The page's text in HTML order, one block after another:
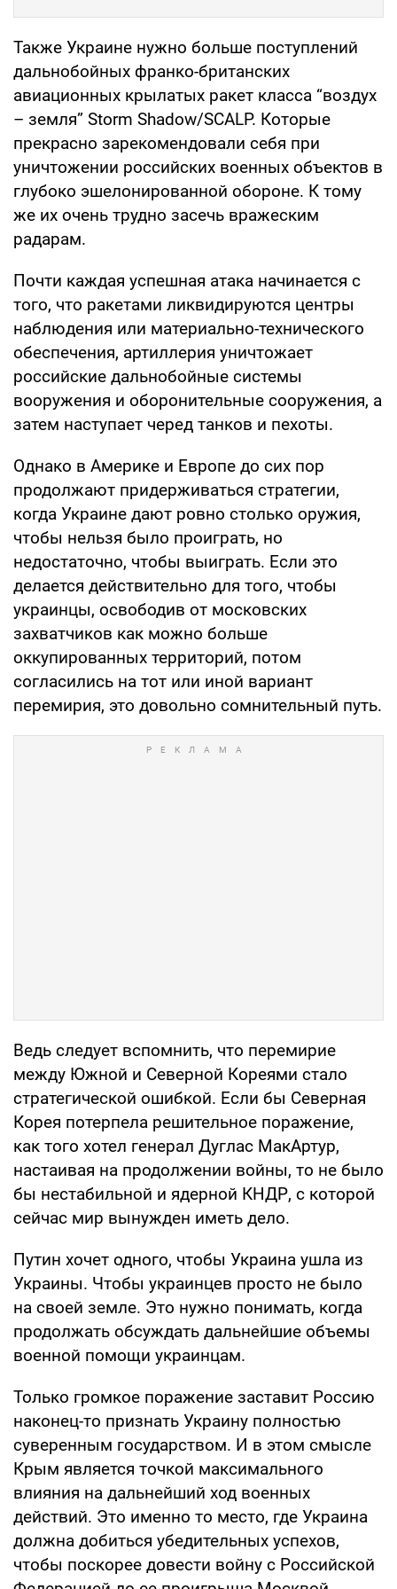
Также Украине нужно больше поступлений
дальнобойных франко-британских
авиационных крылатых ракет класса “воздух
– земля” Storm Shadow/SCALP. Которые
прекрасно зарекомендовали себя при
уничтожении российских военных объектов в
глубоко эшелонированной обороне. К тому
же их очень трудно засечь вражеским
радарам.
Почти каждая успешная атака начинается с
того, что ракетами ликвидируются центры
наблюдения или материально-технического
обеспечения, артиллерия уничтожает
российские дальнобойные системы
вооружения и оборонительные сооружения, а
затем наступает черед танков и пехоты.
Однако в Америке и Европе до сих пор
продолжают придерживаться стратегии,
когда Украине дают ровно столько оружия,
чтобы нельзя было проиграть, но
недостаточно, чтобы выиграть. Если это
делается действительно для того, чтобы
украинцы, освободив от московских
захватчиков как можно больше
оккупированных территорий, потом
согласились на тот или иной вариант
перемирия, это довольно сомнительный путь.
Ведь следует вспомнить, что перемирие
между Южной и Северной Кореями стало
стратегической ошибкой. Если бы Северная
Корея потерпела решительное поражение,
как того хотел генерал Дуглас МакАртур,
настаивая на продолжении войны, то не было
бы нестабильной и ядерной КНДР, с которой
сейчас мир вынужден иметь дело.
Путин хочет одного, чтобы Украина ушла из
Украины. Чтобы украинцев просто не было
на своей земле. Это нужно понимать, когда
продолжать обсуждать дальнейшие объемы
военной помощи украинцам.
Только громкое поражение заставит Россию
наконец-то признать Украину полностью
суверенным государством. И в этом смысле
Крым является точкой максимального
влияния на дальнейший ход военных
действий. Это именно то место, где Украина
должна добиться убедительных успехов,
чтобы поскорее довести войну с Российской